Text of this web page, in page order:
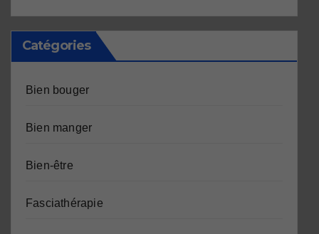
Catégories
Bien bouger
Bien manger
Bien-être
Fasciathérapie